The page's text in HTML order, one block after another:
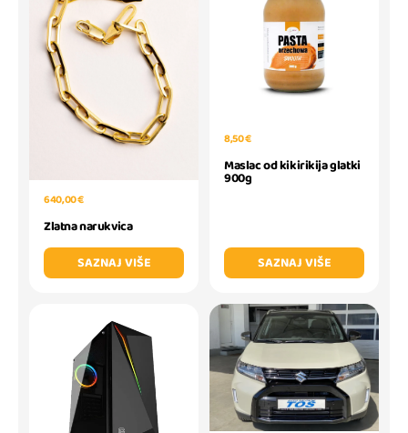
640,00 €
Zlatna narukvica
SAZNAJ VIŠE
8,50 €
Maslac od kikirikija glatki
900g
SAZNAJ VIŠE